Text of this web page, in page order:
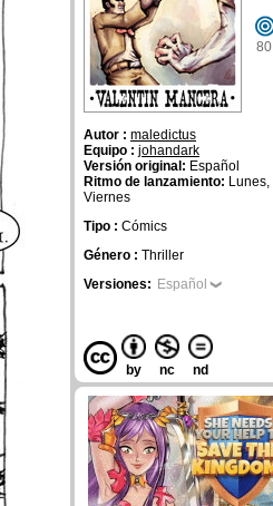
80
Autor : maledictus
Equipo : johandark
Versión original: Español
Ritmo de lanzamiento: Lunes,
Viernes
Tipo : Cómics
Género : Thriller
Versiones: Español
by nc nd